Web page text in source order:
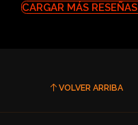
CARGAR MÁS RESEÑAS
VOLVER ARRIBA